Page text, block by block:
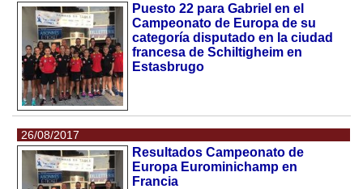
Puesto 22 para Gabriel en el
Campeonato de Europa de su
categoría disputado en la ciudad
francesa de Schiltigheim en
Estasbrugo
26/08/2017
Resultados Campeonato de
Europa Eurominichamp en
Francia